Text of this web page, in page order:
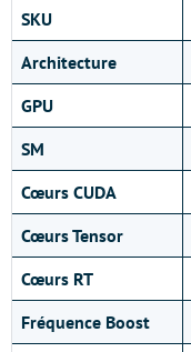
SKU
Architecture
GPU
SM
Cœurs CUDA
CœursTensor
Cœurs RT
Fréquence Boost